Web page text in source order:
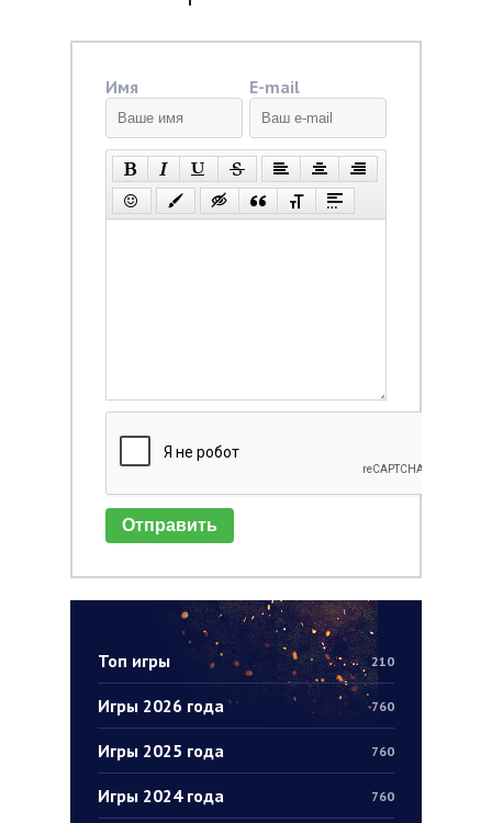
Топ игры 210
Игры 2026 года 760
Игры 2025 года 760
Игры 2024 года 760
Имя E-mail
Отправить